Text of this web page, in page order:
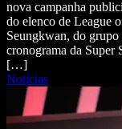
nova campanha
do elenco de League
Seungkwan, do
cronograma da
[…]
Notícias